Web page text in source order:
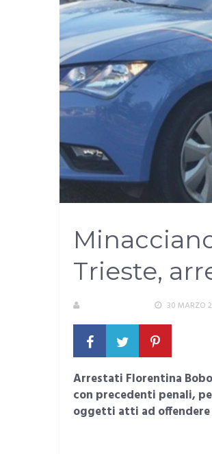
Trieste,
30 MARZO
Arrestati Florentina
con precedenti penali,
oggetti atti ad offendere